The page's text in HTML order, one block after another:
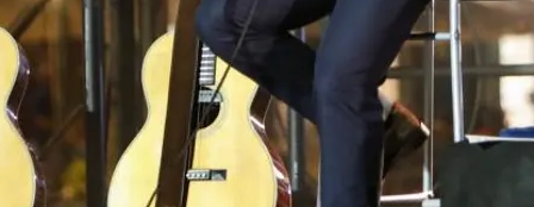
TV
PRINCIPATO
DI
MONACO